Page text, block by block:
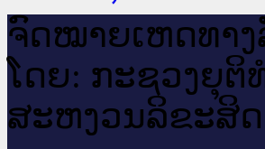
ຈົດ​ໝາຍ​ເຫດ​ທາ
ໂດຍ: ກະ​ຊວງຍຸ​ຕິ​
ສະ​ຫງວນ​ລິ​ຂະ​ສິດ